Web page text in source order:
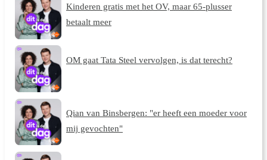
Kinderen gratis met het OV, maar 65-plusser
betaalt meer
OM gaat Tata Steel vervolgen, is dat terecht?
Qian van Binsbergen: "er heeft een moeder voor
mij gevochten"